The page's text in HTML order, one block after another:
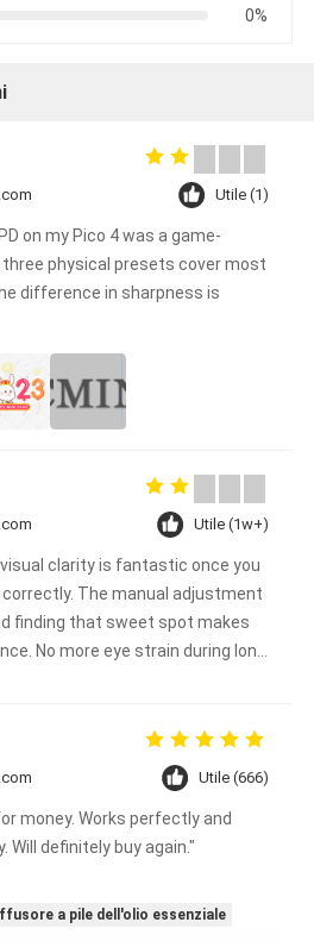
0%
Utile (1)
on my Pico 4 was a game-
three physical presets cover most
difference in sharpness is
Utile (1w+)
clarity is fantastic once you
correctly. The manual adjustment
finding that sweet spot makes
No more eye strain during long
you dial in the IPD correctly. The
is smooth, and finding that
all the difference. No more
long sessions. Highly
the time to set it up
the IPD correctly. The manual
Utile (666)
money. Works perfectly and
Will definitely buy again."
a pile dell'olio essenziale